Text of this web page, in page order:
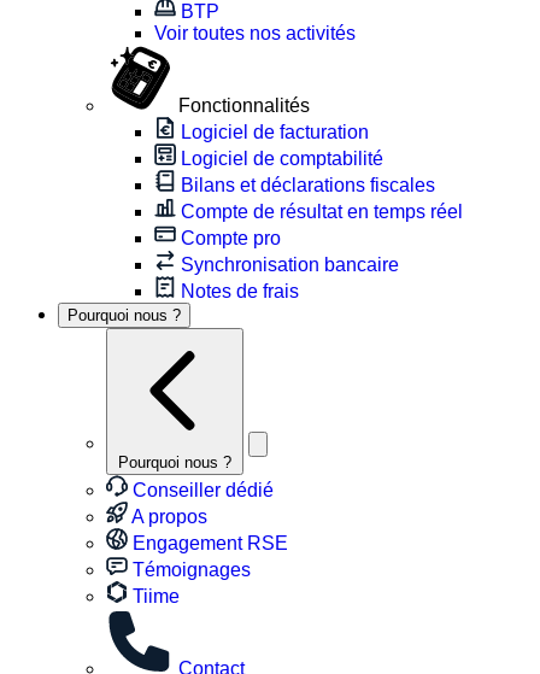
BTP
Voir toutes nos activités
Fonctionnalités
Logiciel de facturation
Logiciel de comptabilité
Bilans et déclarations fiscales
Compte de résultat en temps réel
Compte pro
Synchronisation bancaire
Notes de frais
Pourquoi nous ?
Pourquoi nous ?
Conseiller dédié
A propos
Engagement RSE
Témoignages
Tiime
Contact